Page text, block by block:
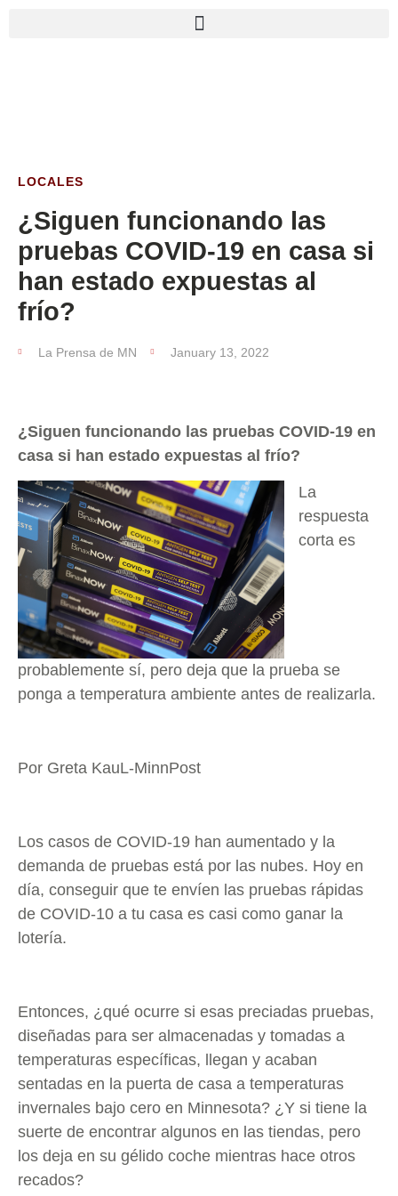
LOCALES
¿Siguen funcionando las
pruebas COVID-19 en casa si
han estado expuestas al
frío?
La Prensa de MN January 13, 2022
¿Siguen funcionando las pruebas COVID-19 en
casa si han estado expuestas al frío?
La
respuesta
corta es
probablemente sí, pero deja que la prueba se
ponga a temperatura ambiente antes de realizarla.
Por Greta KauL-MinnPost
Los casos de COVID-19 han aumentado y la
demanda de pruebas está por las nubes. Hoy en
día, conseguir que te envíen las pruebas rápidas
de COVID-10 a tu casa es casi como ganar la
lotería.
Entonces, ¿qué ocurre si esas preciadas pruebas,
diseñadas para ser almacenadas y tomadas a
temperaturas específicas, llegan y acaban
sentadas en la puerta de casa a temperaturas
invernales bajo cero en Minnesota? ¿Y si tiene la
suerte de encontrar algunos en las tiendas, pero
los deja en su gélido coche mientras hace otros
recados?